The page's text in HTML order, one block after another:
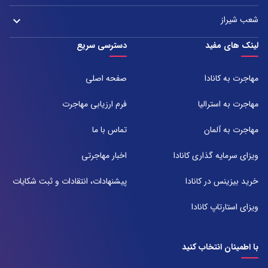
021-37972000
تلفن:
021-43000054
مشهد، بلوار هفت تیر نبش هفت تیر ۸ برج اداری آرمیتاژ طبقه ۱۶ واحد ۱۶۰۵
تلفن:
051-31737000
شعب شیراز keyboard_arrow_down
شعبه 1
آدرس:
تلفن:
شعبه 2
تلفن:
لینک های مفید
مهاجرت به کانادا
مهاجرت به استرالیا
مهاجرت به آلمان
ویزای سرمایه گذاری کانادا
خرید بیزینس در کانادا
ویزای استارتاپ کانادا
دسترسی سریع
صفحه اصلی
فرم ارزیابی مهاجرت
تماس با ما
اخبار مهاجرتی
پیشنهادات، انتقادات و ثبت شکایات
با اطمینان انتخاب کنید